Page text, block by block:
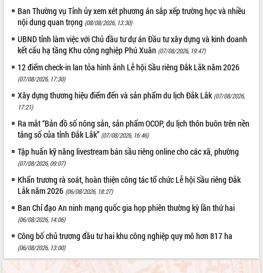
Ban Thường vụ Tỉnh ủy xem xét phương án sắp xếp trường học và nhiều
nội dung quan trọng (08/08/2026, 13:30)
UBND tỉnh làm việc với Chủ đầu tư dự án Đầu tư xây dựng và kinh doanh
kết cấu hạ tầng Khu công nghiệp Phú Xuân (07/08/2026, 19:47)
12 điểm check-in lan tỏa hình ảnh Lễ hội Sầu riêng Đắk Lắk năm 2026
(07/08/2026, 17:30)
Xây dựng thương hiệu điểm đến và sản phẩm du lịch Đắk Lắk (07/08/2026,
17:21)
Ra mắt “Bản đồ số nông sản, sản phẩm OCOP, du lịch thôn buôn trên nền
tảng số của tỉnh Đắk Lắk” (07/08/2026, 16:46)
Tập huấn kỹ năng livestream bán sầu riêng online cho các xã, phường
(07/08/2026, 09:07)
Khẩn trương rà soát, hoàn thiện công tác tổ chức Lễ hội Sầu riêng Đắk
Lắk năm 2026 (06/08/2026, 18:27)
Ban Chỉ đạo An ninh mạng quốc gia họp phiên thường kỳ lần thứ hai
(06/08/2026, 14:06)
Công bố chủ trương đầu tư hai khu công nghiệp quy mô hơn 817 ha
(06/08/2026, 13:00)